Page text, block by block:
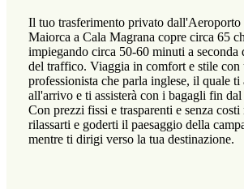
Il tuo trasferimento privato dall'Aeroporto
Maiorca a Cala Magrana copre circa 65
impiegando circa 50-60 minuti a seconda
del traffico. Viaggia in comfort e stile con
professionista che parla inglese, il quale ti
all'arrivo e ti assisterà con i bagagli fin
Con prezzi fissi e trasparenti e senza costi
rilassarti e goderti il paesaggio della
mentre ti dirigi verso la tua destinazione.